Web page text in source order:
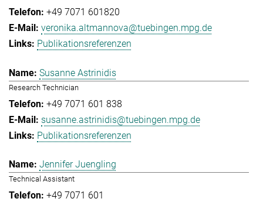
+49 7071 601820
veronika.altmannova@tuebingen.mpg.de
Publikationsreferenzen
Susanne Astrinidis
Research Technician
+49 7071 601 838
susanne.astrinidis@tuebingen.mpg.de
Publikationsreferenzen
Jennifer Juengling
Technical Assistant
+49 7071 601